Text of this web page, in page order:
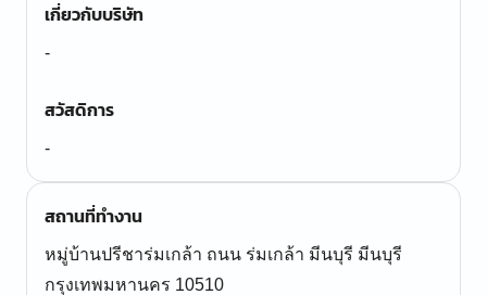
เกี่ยวกับบริษัท
-
สวัสดิการ
-
สถานที่ทำงาน
หมู่บ้านปรีชาร่มเกล้า ถนน ร่มเกล้า มีนบุรี มีนบุรี
กรุงเทพมหานคร 10510